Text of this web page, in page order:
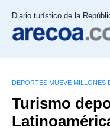
Diario turístico de la
DEPORTES MUEVE MILLONES
Turismo